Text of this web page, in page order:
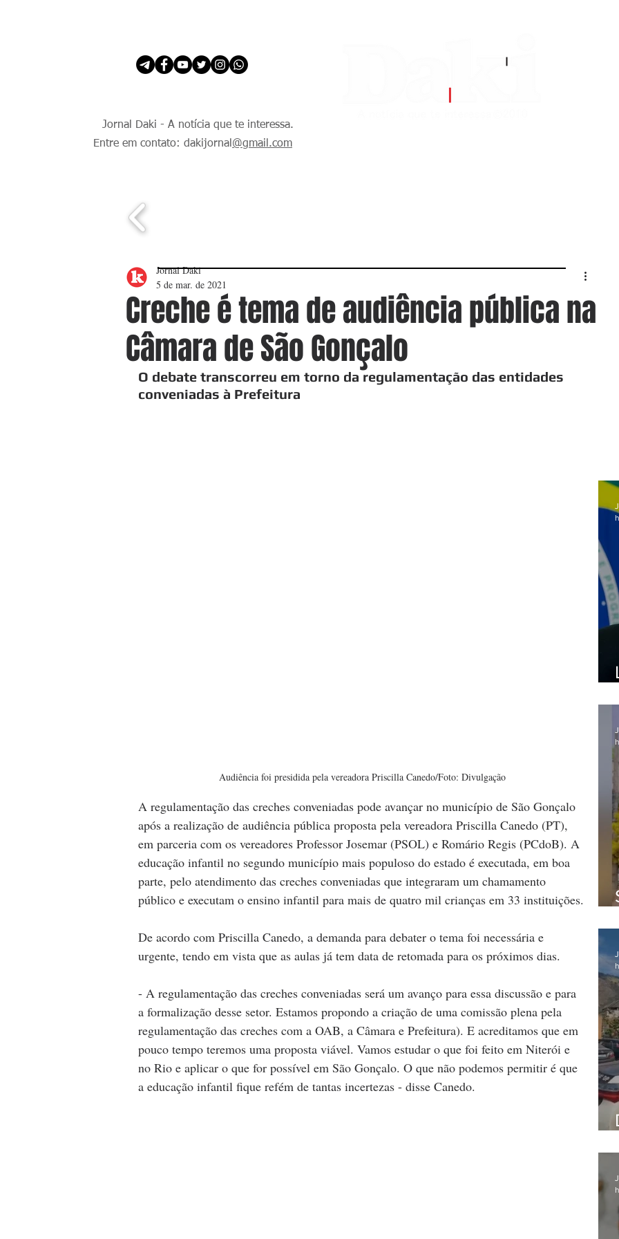
Jornal Daki - A notícia que te interessa.
Entre em contato: dakijornal @gmail.com
Creche é tema de audiência pública na
Câmara de São Gonçalo
Jornal Daki
5 de mar. de 2021
O debate transcorreu em torno da regulamentação das entidades
conveniadas à Prefeitura
Audiência foi presidida pela vereadora Priscilla Canedo/Foto: Divulgação
A regulamentação das creches conveniadas pode avançar no município de São Gonçalo
após a realização de audiência pública proposta pela vereadora Priscilla Canedo (PT),
em parceria com os vereadores Professor Josemar (PSOL) e Romário Regis (PCdoB). A
educação infantil no segundo município mais populoso do estado é executada, em boa
parte, pelo atendimento das creches conveniadas que integraram um chamamento
público e executam o ensino infantil para mais de quatro mil crianças em 33 instituições.
De acordo com Priscilla Canedo, a demanda para debater o tema foi necessária e
urgente, tendo em vista que as aulas já tem data de retomada para os próximos dias.
- A regulamentação das creches conveniadas será um avanço para essa discussão e para
a formalização desse setor. Estamos propondo a criação de uma comissão plena pela
regulamentação das creches com a OAB, a Câmara e Prefeitura). E acreditamos que em
pouco tempo teremos uma proposta viável. Vamos estudar o que foi feito em Niterói e
no Rio e aplicar o que for possível em São Gonçalo. O que não podemos permitir é que
a educação infantil fique refém de tantas incertezas - disse Canedo.